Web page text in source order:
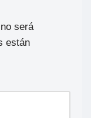
será
están